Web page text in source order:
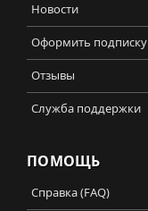
Новости
Оформить подписку
Отзывы
Служба поддержки
ПОМОЩЬ
Справка (FAQ)